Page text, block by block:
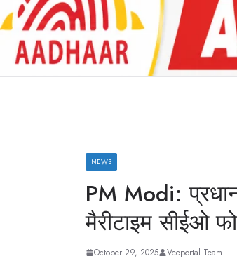
NEWS
PM Modi:
मैरीटाइम सीईओ
October 29, 2025 Veeportal Team